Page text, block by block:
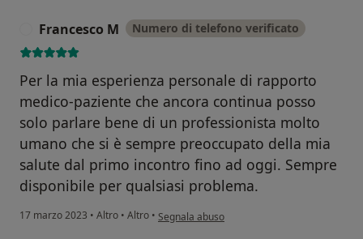
Francesco M Numero di telefono verificato
Per la mia esperienza personale di rapporto
medico-paziente che ancora continua posso
solo parlare bene di un professionista molto
umano che si è sempre preoccupato della mia
salute dal primo incontro fino ad oggi. Sempre
disponibile per qualsiasi problema.
17 marzo 2023 • Altro • Altro • secondo l'opinione dell'utente Francesco M
Segnala abuso